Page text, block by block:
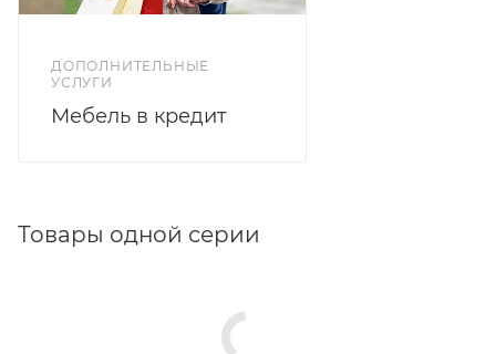
ДОПОЛНИТЕЛЬНЫЕ
УСЛУГИ
Мебель в кредит
Товары одной серии